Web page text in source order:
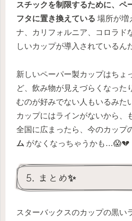
スチックを制限するために、ペ
フタに置き換えている 場所が増
ナ、カリフォルニア、コロラド
しいカップが導入されているん
新しいペーパー製カップはちょ
ど、飲み物が見えづらくなった
むのが好みでない人もいるみた
カップにはラインがないから、
全国に広まったら、今のカップ
ム がなくなっちゃうかも…😱💔
5. まとめ✨
スターバックスのカップの黒い